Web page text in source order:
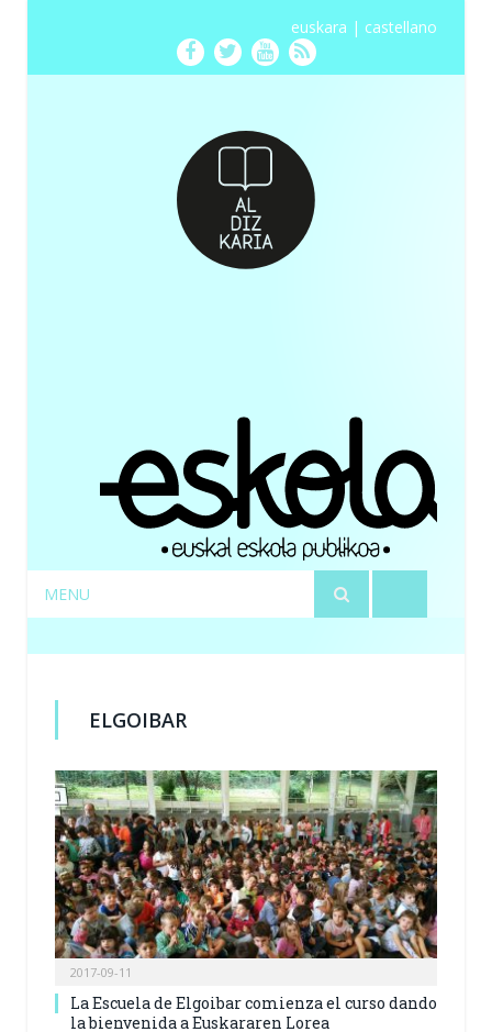
euskara | castellano
Facebook
TwitterYoutube
RSS
MENU
ELGOIBAR
2017-09-11
La Escuela de Elgoibar comienza el curso dando
la bienvenida a Euskararen Lorea